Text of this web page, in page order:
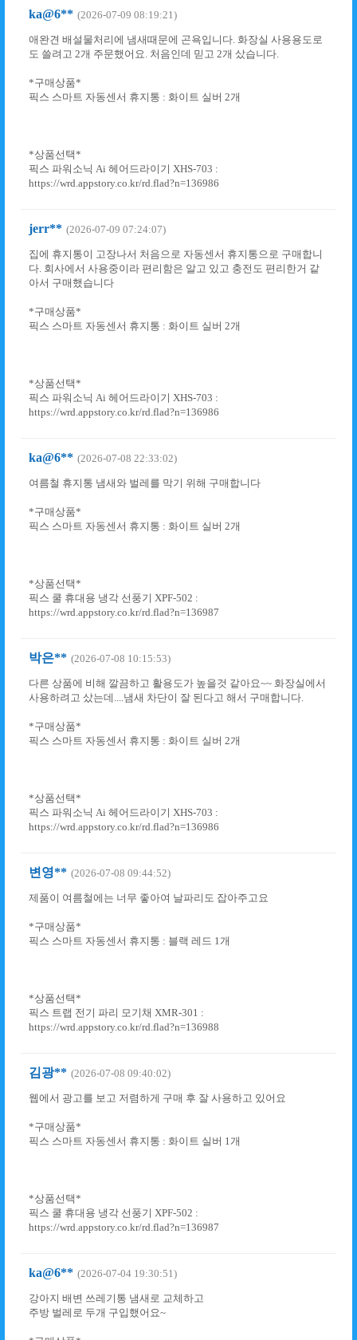
ka@6** (2026-07-09 08:19:21)
애완견 배설물처리에 냄새때문에 곤욕입니다. 화장실 사용용도로
도 쓸려고 2개 주문했어요. 처음인데 믿고 2개 샀습니다.
*구매상품*
픽스 스마트 자동센서 휴지통 : 화이트 실버 2개
*상품선택*
픽스 파워소닉 Ai 헤어드라이기 XHS-703 :
https://wrd.appstory.co.kr/rd.flad?n=136986
jerr** (2026-07-09 07:24:07)
집에 휴지통이 고장나서 처음으로 자동센서 휴지통으로 구매합니
다. 회사에서 사용중이라 편리함은 알고 있고 충전도 편리한거 같
아서 구매했습니다
*구매상품*
픽스 스마트 자동센서 휴지통 : 화이트 실버 2개
*상품선택*
픽스 파워소닉 Ai 헤어드라이기 XHS-703 :
https://wrd.appstory.co.kr/rd.flad?n=136986
ka@6** (2026-07-08 22:33:02)
여름철 휴지통 냄새와 벌레를 막기 위해 구매합니다
*구매상품*
픽스 스마트 자동센서 휴지통 : 화이트 실버 2개
*상품선택*
픽스 쿨 휴대용 냉각 선풍기 XPF-502 :
https://wrd.appstory.co.kr/rd.flad?n=136987
박은** (2026-07-08 10:15:53)
다른 상품에 비해 깔끔하고 활용도가 높을것 같아요~~ 화장실에서
사용하려고 샀는데....냄새 차단이 잘 된다고 해서 구매합니다.
*구매상품*
픽스 스마트 자동센서 휴지통 : 화이트 실버 2개
*상품선택*
픽스 파워소닉 Ai 헤어드라이기 XHS-703 :
https://wrd.appstory.co.kr/rd.flad?n=136986
변영** (2026-07-08 09:44:52)
제품이 여름철에는 너무 좋아여 날파리도 잡아주고요
*구매상품*
픽스 스마트 자동센서 휴지통 : 블랙 레드 1개
*상품선택*
픽스 트랩 전기 파리 모기채 XMR-301 :
https://wrd.appstory.co.kr/rd.flad?n=136988
김광** (2026-07-08 09:40:02)
웹에서 광고를 보고 저렴하게 구매 후 잘 사용하고 있어요
*구매상품*
픽스 스마트 자동센서 휴지통 : 화이트 실버 1개
*상품선택*
픽스 쿨 휴대용 냉각 선풍기 XPF-502 :
https://wrd.appstory.co.kr/rd.flad?n=136987
ka@6** (2026-07-04 19:30:51)
강아지 배변 쓰레기통 냄새로 교체하고
주방 벌레로 두개 구입했어요~